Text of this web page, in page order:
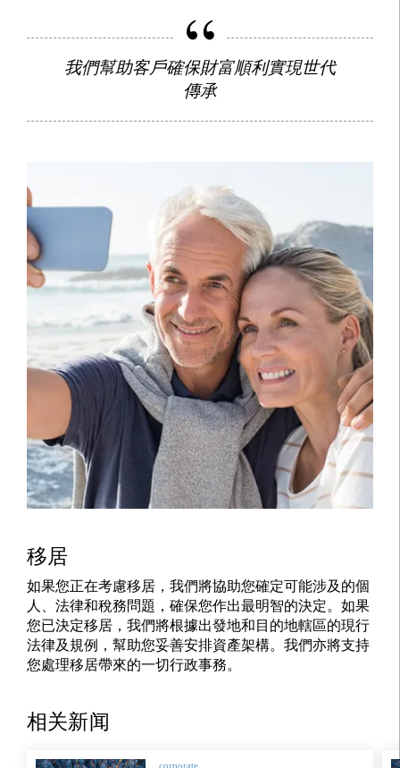
我們幫助客戶確保財富順利實現世代
傳承
移居
如果您正在考慮移居，我們將協助您確定可能涉及的個
人、法律和稅務問題，確保您作出最明智的決定。如果
您已決定移居，我們將根據出發地和目的地轄區的現行
法律及規例，幫助您妥善安排資產架構。我們亦將支持
您處理移居帶來的一切行政事務。
相关新闻
corporate